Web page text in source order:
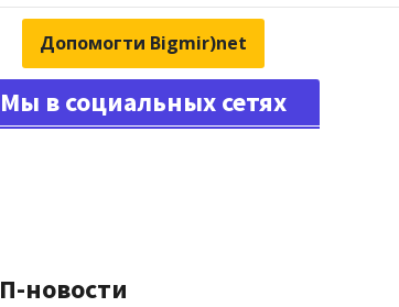
Допомогти Bigmir)net
Мы в социальных сетях
новости